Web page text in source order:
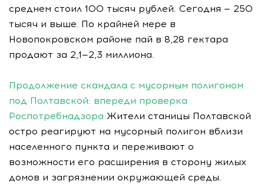
среднем стоил 100 тысяч рублей. Сегодня — 250
тысяч и выше. По крайней мере в
Новопокровском районе пай в 8,28 гектара
продают за 2,1—2,3 миллиона.
Продолжение скандала с мусорным полигоном
под Полтавской: впереди проверка
Роспотребнадзора Жители станицы Полтавской
остро реагируют на мусорный полигон вблизи
населенного пункта и переживают о
возможности его расширения в сторону жилых
домов и загрязнении окружающей среды.